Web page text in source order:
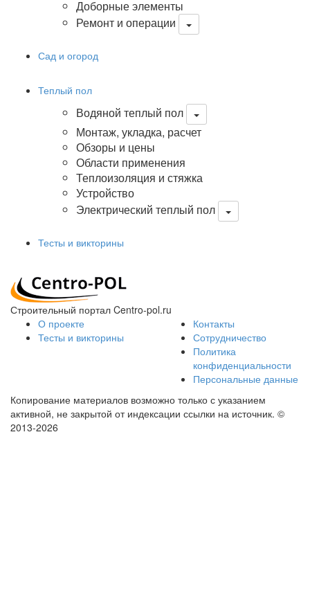
Доборные элементы
Ремонт и операции
Сад и огород
Теплый пол
Водяной теплый пол
Монтаж, укладка, расчет
Обзоры и цены
Области применения
Теплоизоляция и стяжка
Устройство
Электрический теплый пол
Тесты и викторины
Строительный портал Centro-pol.ru
О проекте
Тесты и викторины
Контакты
Сотрудничество
Политика
конфиденциальности
Персональные данные
Копирование материалов возможно только с указанием
активной, не закрытой от индексации ссылки на источник. ©
2013-2026